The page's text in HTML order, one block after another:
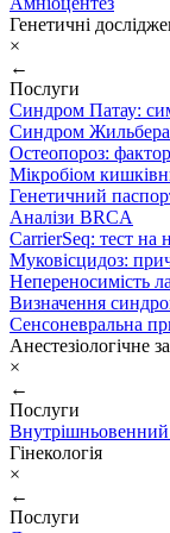
Генетичні
×
←
Послуги
Синдром Патау:
Синдром Жильбера:
Остеопороз:
Мікробіом
Генетичний
Аналізи BRCA
CarrierSeq: тест на
Муковісцидоз:
Непереносимість
Визначення
Сенсоневральна
Анестезіологічне
×
←
Послуги
Внутрішньовенний
Гінекологія
×
←
Послуги